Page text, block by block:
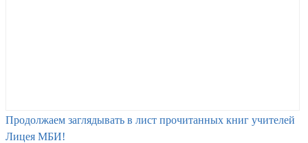
Продолжаем заглядывать в лист прочитанных книг учителей
Лицея МБИ!